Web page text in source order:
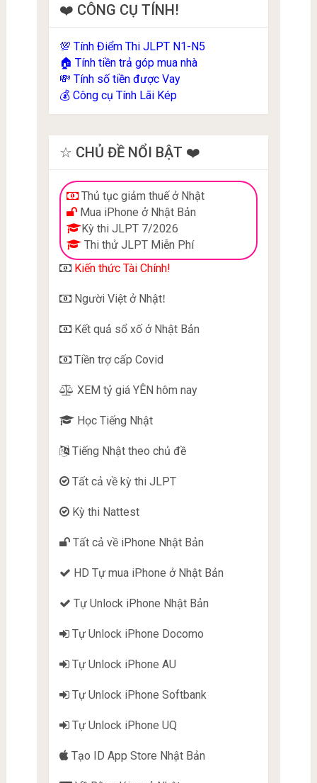
❤️ CÔNG CỤ TÍNH!
💯 Tính Điểm Thi JLPT N1-N5
🏠 Tính tiền trả góp mua nhà
💸 Tính số tiền được Vay
💰 Công cụ Tính Lãi Kép
☆ CHỦ ĐỀ NỔI BẬT ❤️
Thủ tục giảm thuế ở Nhật
Mua iPhone ở Nhật Bản
Kỳ thi JLPT 7/2026
Thi thử JLPT Miễn Phí
Kiến thức Tài Chính!
Người Việt ở Nhật!
Kết quả sổ xố ở Nhật Bản
Tiền trợ cấp Covid
XEM tỷ giá YÊN hôm nay
Học Tiếng Nhật
Tiếng Nhật theo chủ đề
Tất cả về kỳ thi JLPT
Kỳ thi Nattest
Tất cả về iPhone Nhật Bản
HD Tự mua iPhone ở Nhật Bản
Tự Unlock iPhone Nhật Bản
Tự Unlock iPhone Docomo
Tự Unlock iPhone AU
Tự Unlock iPhone Softbank
Tự Unlock iPhone UQ
Tạo ID App Store Nhật Bản